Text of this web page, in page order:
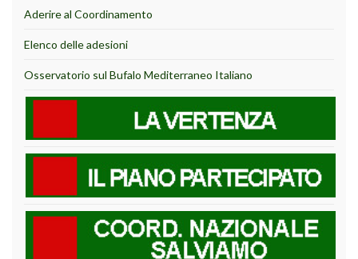
Aderire al Coordinamento
Elenco delle adesioni
Osservatorio sul Bufalo Mediterraneo Italiano